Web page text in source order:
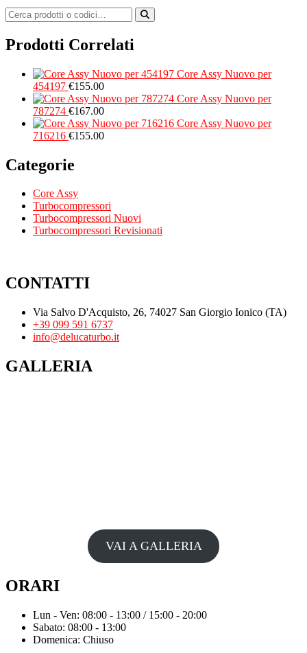
Prodotti Correlati
Core Assy Nuovo per
454197 €155.00
Core Assy Nuovo per
787274 €167.00
Core Assy Nuovo per
716216 €155.00
Categorie
Core Assy
Turbocompressori
Turbocompressori Nuovi
Turbocompressori Revisionati
CONTATTI
Via Salvo D'Acquisto, 26, 74027 San Giorgio Ionico (TA)
+39 099 591 6737
info@delucaturbo.it
GALLERIA
VAI A GALLERIA
ORARI
Lun - Ven: 08:00 - 13:00 / 15:00 - 20:00
Sabato: 08:00 - 13:00
Domenica: Chiuso